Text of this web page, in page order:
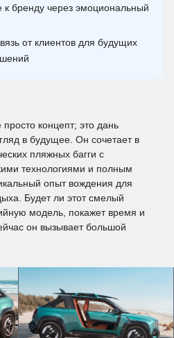
к бренду через эмоциональный
от клиентов для будущих
концепт; это дань
в будущее. Он сочетает в
пляжных багги с
технологиями и полным
опыт вождения для
Будет ли этот смелый
модель, покажет время и
он вызывает большой